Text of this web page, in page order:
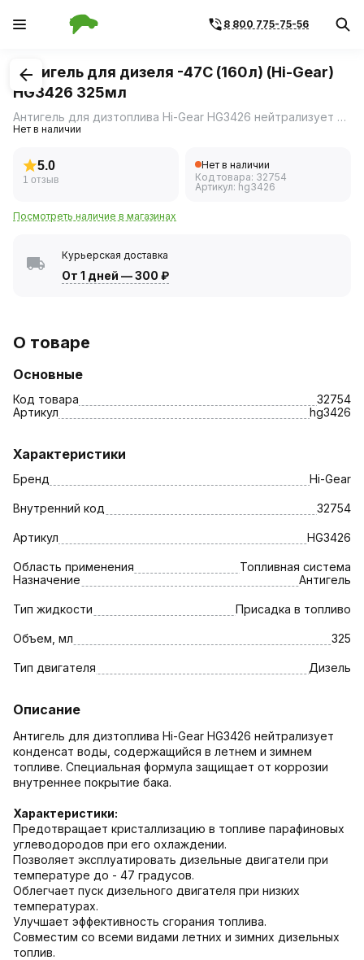
8 800 775-75-56
1/1
Антигель для дизеля -47С (160л) (Hi-Gear)
HG3426 325мл
Антигель для дизтоплива Hi-Gear HG3426 нейтрализует конденсат воды, содержащийся в летнем и зимнем топливе.
Нет в наличии
5.0
1 отзыв
Нет в наличии
Код товара: 32754
Артикул: hg3426
Посмотреть наличие в магазинах
Курьерская доставка
От 1 дней —300 ₽
О товаре
Основные
Код товара
32754
Артикул
hg3426
Характеристики
Бренд Hi-Gear
Внутренний код 32754
Артикул HG3426
Область применения
Топливная система
Назначение
Антигель
Тип жидкости Присадка в топливо
Объем, мл 325
Тип двигателя Дизель
Описание
Антигель для дизтоплива Hi-Gear HG3426 нейтрализует
конденсат воды, содержащийся в летнем и зимнем
топливе. Специальная формула защищает от коррозии
внутреннее покрытие бака.
Характеристики:
Предотвращает кристаллизацию в топливе парафиновых
углеводородов при его охлаждении.
Позволяет эксплуатировать дизельные двигатели при
температуре до - 47 градусов.
Облегчает пуск дизельного двигателя при низких
температурах.
Улучшает эффективность сгорания топлива.
Совместим со всеми видами летних и зимних дизельных
топлив.